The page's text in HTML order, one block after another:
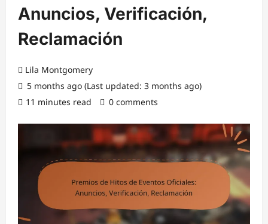
Anuncios, Verificación,
Reclamación
Lila Montgomery
5 months ago (Last updated: 3 months ago)
11 minutes read
0 comments